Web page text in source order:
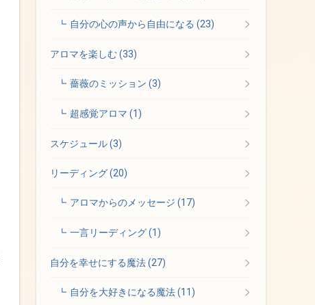
自分の心の声から自由になる(23)
アロマを楽しむ(33)
薔薇のミッション(3)
超感覚アロマ(1)
スケジュール(3)
リーディング(20)
アロマからのメッセージ(17)
一言リーディング(1)
自分を幸せにする魔法(27)
自分を大好きになる魔法(11)